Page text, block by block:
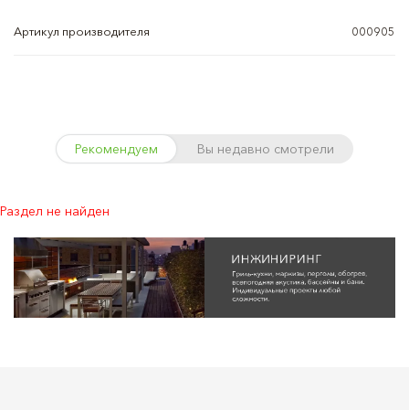
Артикул производителя 000905
Рекомендуем Вы недавно смотрели
Раздел не найден